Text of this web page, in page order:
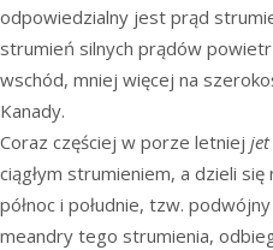
odpowiedzialny jest prąd
strumień silnych prądów
wschód, mniej więcej na
Kanady.
Coraz częściej w porze letniej
ciągłym strumieniem, a dzieli się
północ i południe, tzw. podwójny
meandry tego strumienia,